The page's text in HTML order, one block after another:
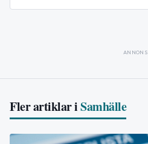
ANNONS
Fler artiklar iSamhälle